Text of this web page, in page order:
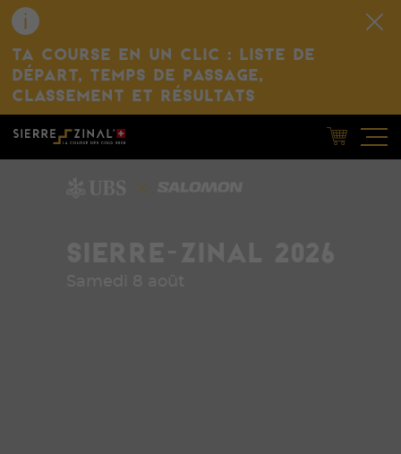
TA COURSE EN UN CLIC : LISTE DE
DÉPART, TEMPS DE PASSAGE,
CLASSEMENT ET RÉSULTATS